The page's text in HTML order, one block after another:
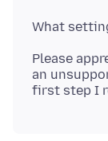
Please
an